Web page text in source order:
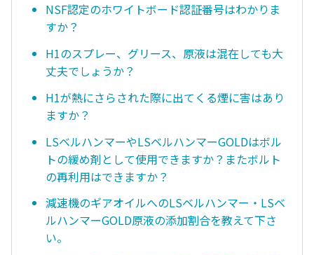
NSF認定のホワイトボード認証番号はわかりま
すか？
H1のスプレー、グリース、原液は混在しても大
丈夫でしょうか？
H1が熱にさらされた際に出てくる煙に害はあり
ますか？
LSベルハンマーやLSベルハンマーGOLDはボル
トの緩め剤として使用できますか？またボルト
の再利用はできますか？
減速機のギアオイルへのLSベルハンマー・LSベ
ルハンマーGOLD原液の添加割合を教えて下さ
い。